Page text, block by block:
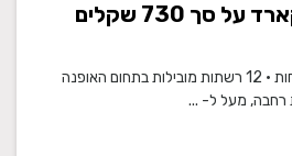
סך 730 שקלים
• לא משתתף במבצעים והנחות • 12 רשתות מובילות בתחום האופנה
רחבה, מעל ל- ...